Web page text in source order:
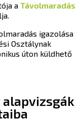
a Távolmaradás
igazolása
Osztálynak
úton küldhető
alapvizsgák